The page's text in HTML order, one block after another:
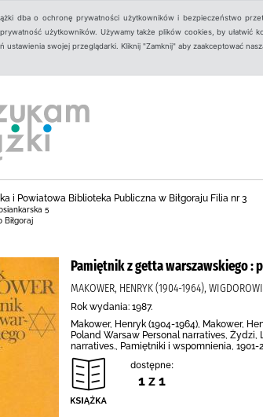
dba o ochronę prywatności użytkowników i bezpieczeństwo
użytkowników. Używamy także plików cookies, by ułatwić
ustawienia swojej przeglądarki. Kliknij "Zamknij" aby zaakceptować
i Powiatowa Biblioteka Publiczna w Biłgoraju Filia nr 3
5
Biłgoraj
Pamiętnik z getta warszawskiego :
MAKOWER, HENRYK (1904-1964),
Rok wydania: 1987.
Makower, Henryk (1904-1964), Makower,
Poland Warsaw Personal narratives, Żydzi,
narratives., Pamiętniki i wspomnienia, 1901-
dostępne:
1 z 1